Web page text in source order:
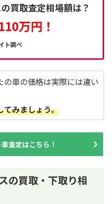
買取査定相場額は？
万円！
ト調べ
の車の価格は実際には違い
てみましょう。
査定はこちら！
の買取・下取り相